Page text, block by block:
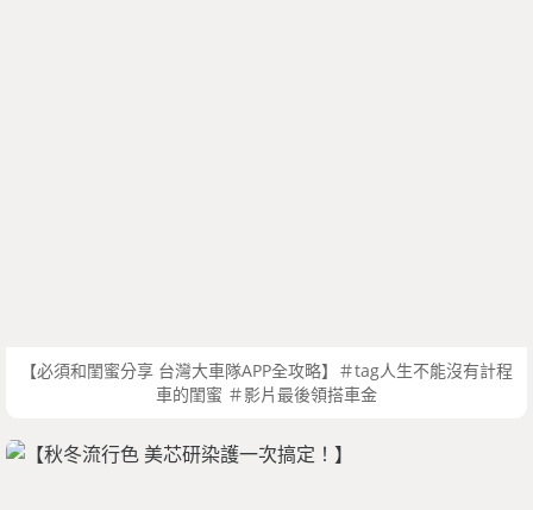
【必須和閨蜜分享 台灣大車隊APP全攻略】＃tag人生不能沒有計程
車的閨蜜 ＃影片最後領搭車金